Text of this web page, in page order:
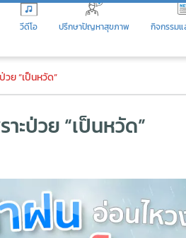
วีดีโอ ปรึกษาปัญหาสุขภาพ กิจกรรมแ
“เป็นหวัด”
วย “เป็นหวัด”
ะป่วย “เป็นหวัด”